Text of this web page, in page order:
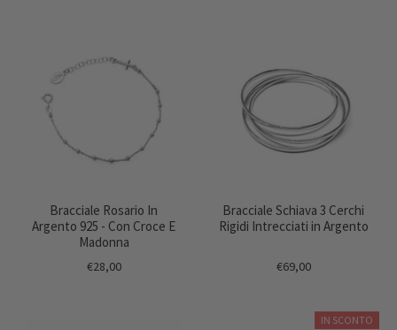
Bracciale Rosario In
Argento 925 - Con Croce E
Madonna
€28,00
Bracciale Schiava 3 Cerchi
Rigidi Intrecciati in Argento
€69,00
IN SCONTO